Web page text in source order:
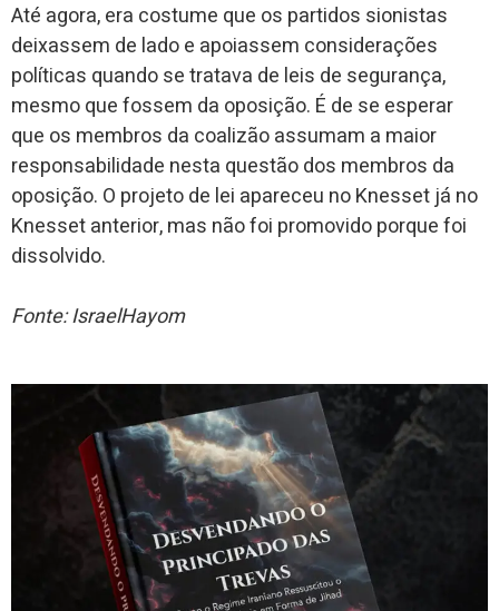
Até agora, era costume que os partidos sionistas
deixassem de lado e apoiassem considerações
políticas quando se tratava de leis de segurança,
mesmo que fossem da oposição. É de se esperar
que os membros da coalizão assumam a maior
responsabilidade nesta questão dos membros da
oposição. O projeto de lei apareceu no Knesset já no
Knesset anterior, mas não foi promovido porque foi
dissolvido.
Fonte: IsraelHayom